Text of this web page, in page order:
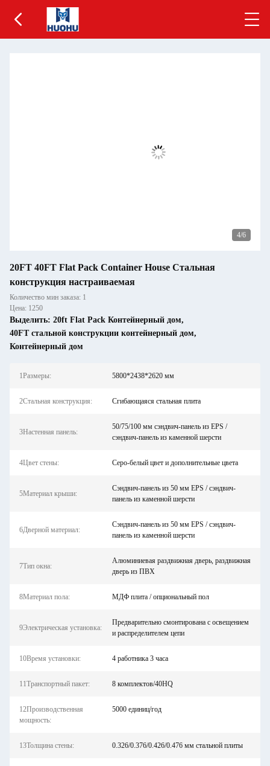
5/6
20FT 40FT Flat Pack Container House Стальная
конструкция настраиваемая
Количество мин заказа: 1
Цена: 1250
Выделить: 20ft Flat Pack Контейнерный дом,
40FT стальной конструкции контейнерный дом,
Контейнерный дом
1Размеры: 5800*2438*2620 мм
2Стальная конструкция: Сгибающаяся стальная плита
3Настенная панель:
50/75/100 мм сэндвич-панель из EPS /
сэндвич-панель из каменной шерсти
4Цвет стены: Серо-белый цвет и дополнительные цвета
5Материал крыши:
Сэндвич-панель из 50 мм EPS / сэндвич-
панель из каменной шерсти
6Дверной материал:
Сэндвич-панель из 50 мм EPS / сэндвич-
панель из каменной шерсти
7Тип окна:
Алюминиевая раздвижная дверь, раздвижная
дверь из ПВХ
8Материал пола: МДФ плита / опциональный пол
9Электрическая установка:
Предварительно смонтирована с освещением
и распределителем цепи
10Время установки: 4 работника 3 часа
11Транспортный пакет: 8 комплектов/40HQ
12Производственная
мощность:
5000 единиц/год
13Толщина стены: 0.326/0.376/0.426/0.476 мм стальной плиты